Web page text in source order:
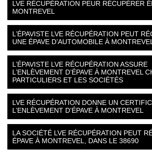
LVE RÉCUPÉRATION PEUR RÉCUPÉRER
MONTREVEL
L’ÉPAVISTE LVE RÉCUPÉRATION PEUT
UNE ÉPAVE D’AUTOMOBILE À MONTREVEL
L’ÉPAVISTE LVE RÉCUPÉRATION ASSURE
L’ENLÈVEMENT D’ÉPAVE À MONTREVEL
PARTICULIERS ET LES SOCIÉTÉS
LVE RÉCUPÉRATION DONNE UN
L’ENLÈVEMENT D’ÉPAVE À MONTREVEL
LA SOCIÉTÉ LVE RÉCUPÉRATION PEUT
ÉPAVE À MONTREVEL, DANS LE 38690